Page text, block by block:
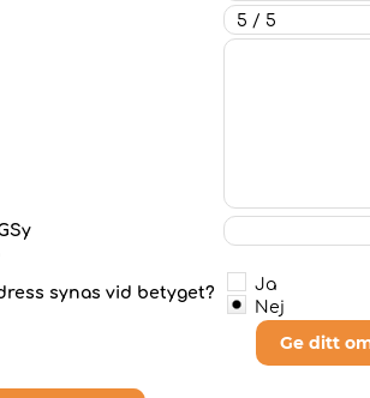
synas vid betyget?
Ja
Nej
Ge ditt